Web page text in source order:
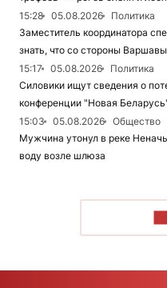
15:28
05.08.2026
Политика
Заместитель координатора
знать, что со стороны
15:17
05.08.2026
Политика
Силовики ищут сведения о
конференции "Новая
15:03
05.08.2026
Общество
Мужчина утонул в реке
воду возле шлюза